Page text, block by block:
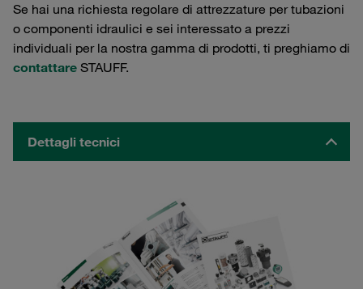
Se hai una richiesta regolare di attrezzature per tubazioni
o componenti idraulici e sei interessato a prezzi
individuali per la nostra gamma di prodotti, ti preghiamo di
contattare STAUFF.
Dettagli tecnici